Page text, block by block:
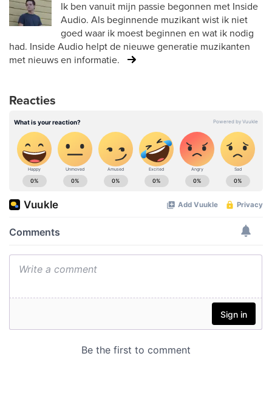
Ik ben vanuit mijn passie begonnen met Inside
Audio. Als beginnende muzikant wist ik niet
goed waar ik moest beginnen en wat ik nodig
had. Inside Audio helpt de nieuwe generatie muzikanten
met nieuws en informatie.
Reacties